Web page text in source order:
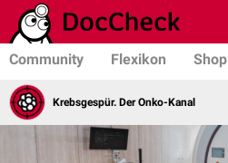
Community Flexikon Shop
Krebsgespür. Der Onko-Kanal